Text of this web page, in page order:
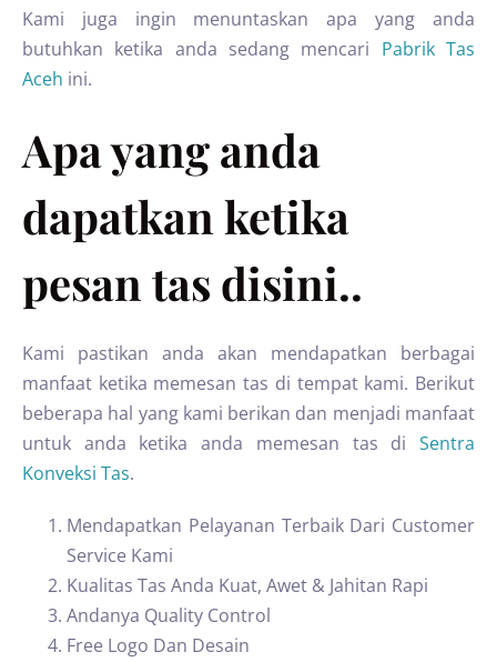
Kami juga ingin menuntaskan apa yang anda
butuhkan ketika anda sedang mencari Pabrik Tas
Aceh ini.
Apa yang anda
dapatkan ketika
pesan tas disini..
Kami pastikan anda akan mendapatkan berbagai
manfaat ketika memesan tas di tempat kami. Berikut
beberapa hal yang kami berikan dan menjadi manfaat
untuk anda ketika anda memesan tas di Sentra
Konveksi Tas.
Mendapatkan Pelayanan Terbaik Dari Customer
Service Kami
Kualitas Tas Anda Kuat, Awet & Jahitan Rapi
Andanya Quality Control
Free Logo Dan Desain